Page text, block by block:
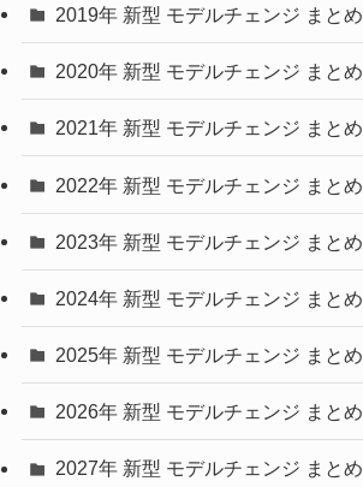
(27)
(35)
(10)
(9)
(22)
(4)
(9)
(4)
2019年 新型 モデルチェンジ まとめ
2020年 新型 モデルチェンジ まとめ
2021年 新型 モデルチェンジ まとめ
2022年 新型 モデルチェンジ まとめ
2023年 新型 モデルチェンジ まとめ
2024年 新型 モデルチェンジ まとめ
2025年 新型 モデルチェンジ まとめ
2026年 新型 モデルチェンジ まとめ
2027年 新型 モデルチェンジ まとめ